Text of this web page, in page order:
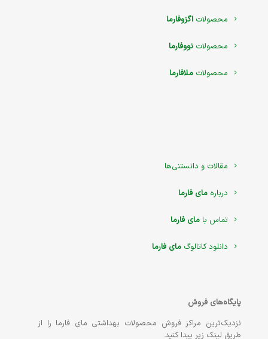
محصولات اگزوفارما
محصولات نووفارما
محصولات ملافارما
مقالات و دانستنی‌ها
درباره مای فارما
تماس با مای فارما
دانلود کاتالوگ مای فارما
پایگاه‌های فروش
نزدیک‌ترین مراکز فروش محصولات بهداشتی مای فارما را از
طریق لینک زیر پیدا کنید.